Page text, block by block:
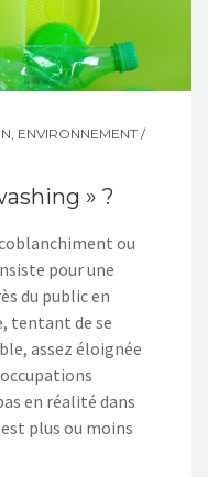
ENVIRONNEMENT /
» ?
ou
pour une
du public en
tentant de se
assez éloignée
en réalité dans
plus ou moins